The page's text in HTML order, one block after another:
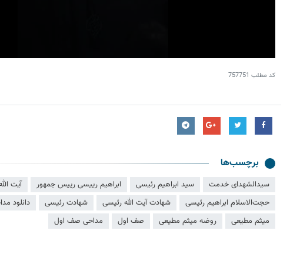
کد مطلب 757751
برچسب‌ها
سیدالشهدای خدمت سید ابراهیم رئیسی ابراهیم رییسی رییس جمهور
آیت
حجت‌الاسلام ابراهیم رئیسی
شهادت آیت الله رئیسی شهادت رئیسی
دانلود
میثم مطیعی
روضه میثم مطیعی صف اول مداحی صف اول